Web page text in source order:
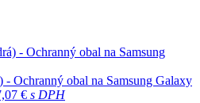
Ochranný obal na Samsung Galaxy
€ s DPH